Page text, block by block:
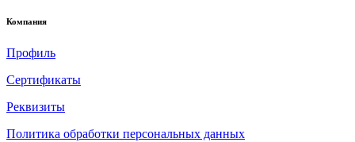
Компания
Профиль
Сертификаты
Реквизиты
Политика обработки персональных данных